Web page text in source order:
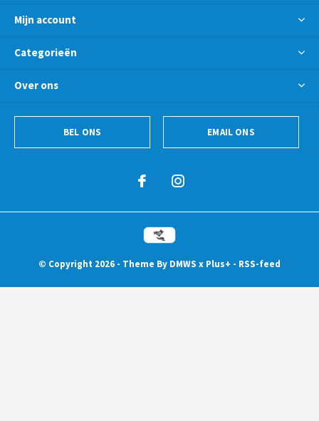
Mijn account
Categorieën
Over ons
BEL ONS EMAIL ONS
© Copyright 2026 - Theme By DMWS x Plus+ - RSS-feed